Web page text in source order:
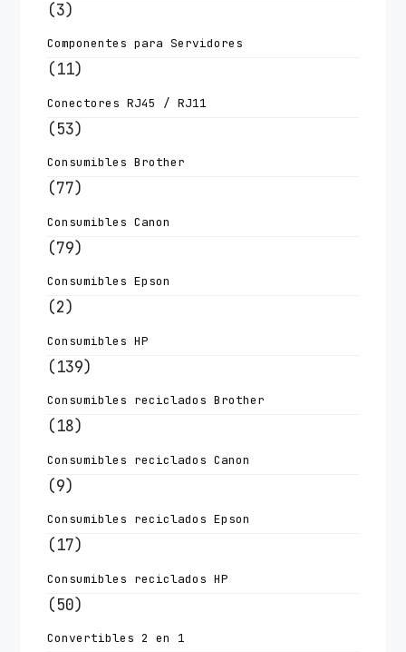
(3)
Componentes para Servidores
(11)
Conectores RJ45 / RJ11
(53)
Consumibles Brother
(77)
Consumibles Canon
(79)
Consumibles Epson
(2)
Consumibles HP
(139)
Consumibles reciclados Brother
(18)
Consumibles reciclados Canon
(9)
Consumibles reciclados Epson
(17)
Consumibles reciclados HP
(50)
Convertibles 2 en 1